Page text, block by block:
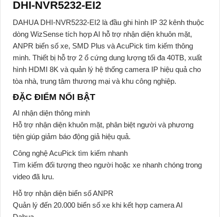
DHI-NVR5232-EI2
DAHUA DHI-NVR5232-EI2 là đầu ghi hình IP 32 kênh thuộc
dòng WizSense tích hợp AI hỗ trợ nhận diện khuôn mặt,
ANPR biển số xe, SMD Plus và AcuPick tìm kiếm thông
minh. Thiết bị hỗ trợ 2 ổ cứng dung lượng tối đa 40TB, xuất
hình HDMI 8K và quản lý hệ thống camera IP hiệu quả cho
tòa nhà, trung tâm thương mại và khu công nghiệp.
ĐẶC ĐIỂM NỔI BẬT
AI nhận diện thông minh
Hỗ trợ nhận diện khuôn mặt, phân biệt người và phương
tiện giúp giảm báo động giả hiệu quả.
Công nghệ AcuPick tìm kiếm nhanh
Tìm kiếm đối tượng theo người hoặc xe nhanh chóng trong
video đã lưu.
Hỗ trợ nhận diện biển số ANPR
Quản lý đến 20.000 biển số xe khi kết hợp camera AI